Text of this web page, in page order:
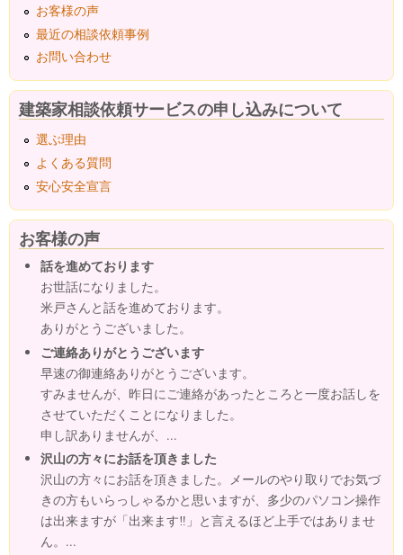
お客様の声
最近の相談依頼事例
お問い合わせ
建築家相談依頼サービスの申し込みについて
選ぶ理由
よくある質問
安心安全宣言
お客様の声
話を進めております
お世話になりました。
米戸さんと話を進めております。
ありがとうございました。
ご連絡ありがとうございます
早速の御連絡ありがとうございます。
すみませんが、昨日にご連絡があったところと一度お話しを
させていただくことになりました。
申し訳ありませんが、...
沢山の方々にお話を頂きました
沢山の方々にお話を頂きました。メールのやり取りでお気づ
きの方もいらっしゃるかと思いますが、多少のパソコン操作
は出来ますが「出来ます‼」と言えるほど上手ではありませ
ん。...